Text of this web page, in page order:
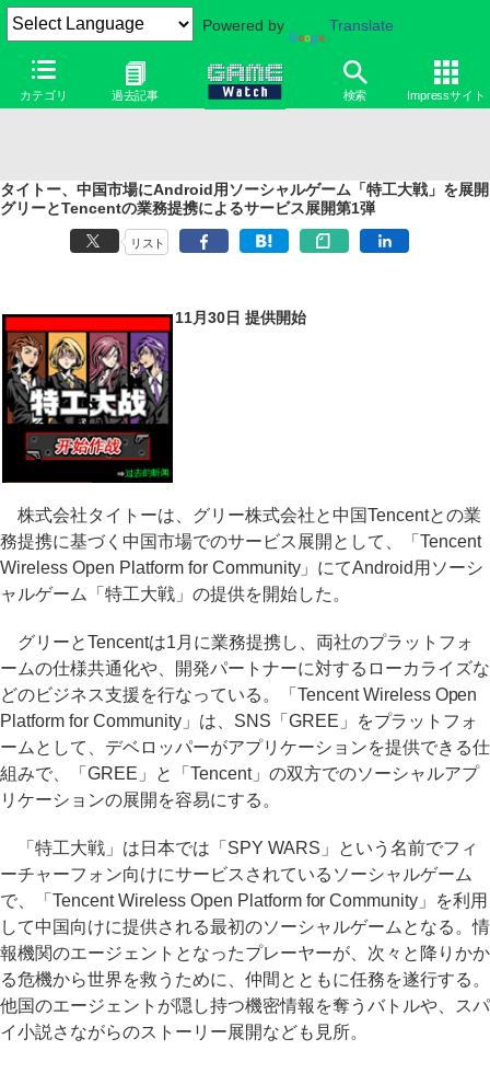
Powered by Translate
カテゴリ 過去記事 検索 Impressサイト
タイトー、中国市場にAndroid用ソーシャルゲーム「特工大戦」を展開
グリーとTencentの業務提携によるサービス展開第1弾
リスト
11月30日 提供開始
株式会社タイトーは、グリー株式会社と中国Tencentとの業
務提携に基づく中国市場でのサービス展開として、「Tencent
Wireless Open Platform for Community」にてAndroid用ソーシ
ャルゲーム「特工大戦」の提供を開始した。
グリーとTencentは1月に業務提携し、両社のプラットフォ
ームの仕様共通化や、開発パートナーに対するローカライズな
どのビジネス支援を行なっている。「Tencent Wireless Open
Platform for Community」は、SNS「GREE」をプラットフォ
ームとして、デベロッパーがアプリケーションを提供できる仕
組みで、「GREE」と「Tencent」の双方でのソーシャルアプ
リケーションの展開を容易にする。
「特工大戦」は日本では「SPY WARS」という名前でフィ
ーチャーフォン向けにサービスされているソーシャルゲーム
で、「Tencent Wireless Open Platform for Community」を利用
して中国向けに提供される最初のソーシャルゲームとなる。情
報機関のエージェントとなったプレーヤーが、次々と降りかか
る危機から世界を救うために、仲間とともに任務を遂行する。
他国のエージェントが隠し持つ機密情報を奪うバトルや、スパ
イ小説さながらのストーリー展開なども見所。